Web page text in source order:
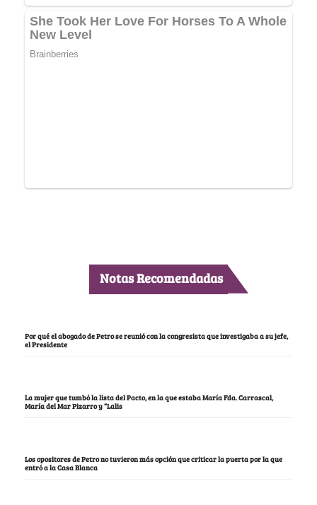
Notas Recomendadas
Por qué el abogado de Petro se reunió con la congresista que investigaba a su jefe,
el Presidente
La mujer que tumbó la lista del Pacto, en la que estaba María Fda. Carrascal,
María del Mar Pizarro y “Lalis
Los opositores de Petro no tuvieron más opción que criticar la puerta por la que
entró a la Casa Blanca